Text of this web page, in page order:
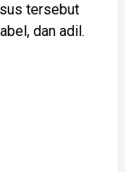
tersebut
dan adil.